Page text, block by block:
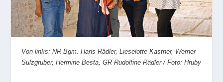
Von links: NR Bgm. Hans Rädler, Lieselotte Kastner, Werner
Sulzgruber, Hermine Besta, GR Rudolfine Rädler / Foto: Hruby